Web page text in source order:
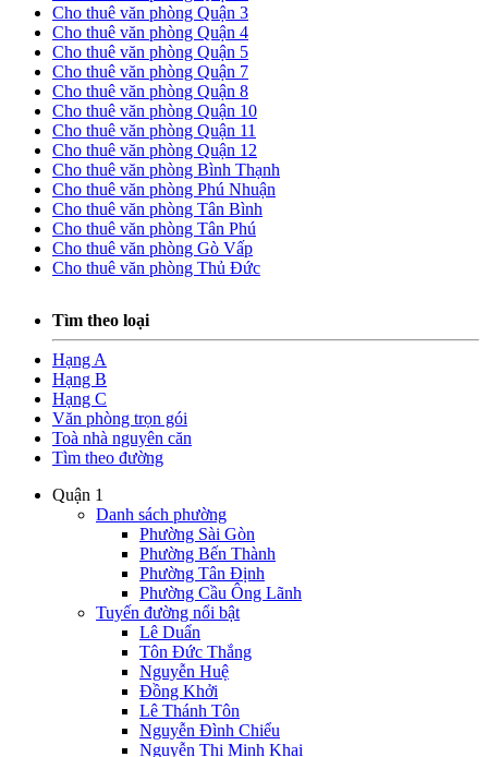
Cho thuê văn phòng Quận 3
Cho thuê văn phòng Quận 4
Cho thuê văn phòng Quận 5
Cho thuê văn phòng Quận 7
Cho thuê văn phòng Quận 8
Cho thuê văn phòng Quận 10
Cho thuê văn phòng Quận 11
Cho thuê văn phòng Quận 12
Cho thuê văn phòng Bình Thạnh
Cho thuê văn phòng Phú Nhuận
Cho thuê văn phòng Tân Bình
Cho thuê văn phòng Tân Phú
Cho thuê văn phòng Gò Vấp
Cho thuê văn phòng Thủ Đức
Tìm theo loại
Hạng A
Hạng B
Hạng C
Văn phòng trọn gói
Toà nhà nguyên căn
Tìm theo đường
Quận 1
Danh sách phường
Phường Sài Gòn
Phường Bến Thành
Phường Tân Định
Phường Cầu Ông Lãnh
Tuyến đường nổi bật
Lê Duẩn
Tôn Đức Thắng
Nguyễn Huệ
Đồng Khởi
Lê Thánh Tôn
Nguyễn Đình Chiểu
Nguyễn Thị Minh Khai